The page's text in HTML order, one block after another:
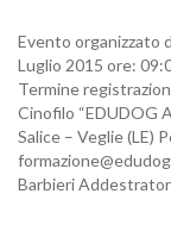
Evento organizzato
Luglio 2015 ore:
Termine
Cinofilo “EDUDOG
Salice – Veglie (LE)
Barbieri